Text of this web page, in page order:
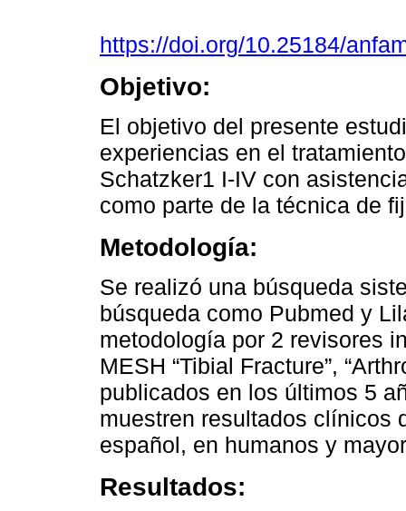
https://doi.org/10.25184/
Objetivo:
El objetivo del presente
experiencias en el
Schatzker1 I-IV con
como parte de la técnica de
Metodología:
Se realizó una búsqueda
búsqueda como Pubmed y
metodología por 2 revisores
MESH “Tibial Fracture”,
publicados en los últimos 5
muestren resultados clínicos
español, en humanos y
Resultados: